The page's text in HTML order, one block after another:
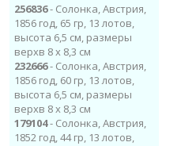
256836- Солонка, Австрия,
1856 год, 65 гр, 13 лотов,
высота 6,5 см, размеры
верхв 8 х 8,3 см
232666- Солонка, Австрия,
1856 год, 60 гр, 13 лотов,
высота 6,5 см, размеры
верхв 8 х 8,3 см
179104- Солонка, Австрия,
1852 год, 44 гр, 13 лотов,